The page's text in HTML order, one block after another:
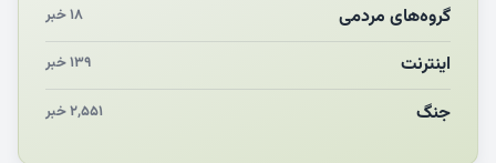
گروه‌های مردمی ۱۸ خبر
اینترنت ۱۳۹ خبر
جنگ ۲,۵۵۱ خبر